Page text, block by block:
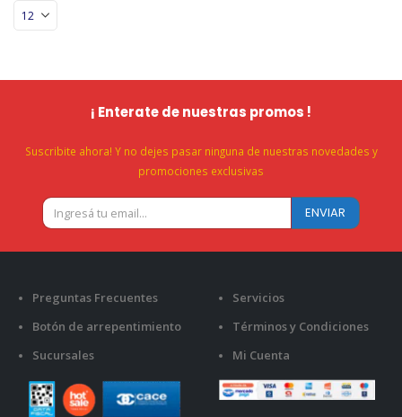
¡ Enterate de nuestras promos !
Suscribite ahora! Y no dejes pasar ninguna de nuestras novedades y
promociones exclusivas
Preguntas Frecuentes
Botón de arrepentimiento
Sucursales
Servicios
Términos y Condiciones
Mi Cuenta